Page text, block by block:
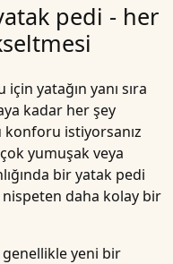
pedi - her
yatağın yanı sıra
kadar her şey
istiyorsanız
yumuşak veya
bir yatak pedi
daha kolay bir
genellikle yeni bir